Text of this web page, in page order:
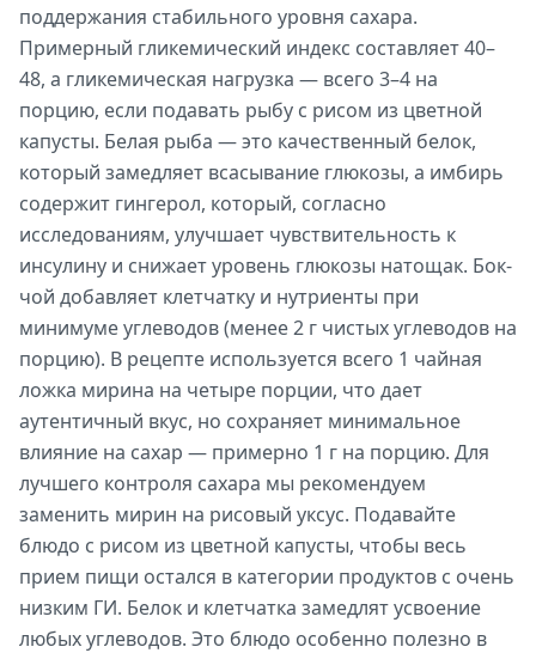
поддержания стабильного уровня сахара.
Примерный гликемический индекс составляет 40–
48, а гликемическая нагрузка — всего 3–4 на
порцию, если подавать рыбу с рисом из цветной
капусты. Белая рыба — это качественный белок,
который замедляет всасывание глюкозы, а имбирь
содержит гингерол, который, согласно
исследованиям, улучшает чувствительность к
инсулину и снижает уровень глюкозы натощак. Бок-
чой добавляет клетчатку и нутриенты при
минимуме углеводов (менее 2 г чистых углеводов на
порцию). В рецепте используется всего 1 чайная
ложка мирина на четыре порции, что дает
аутентичный вкус, но сохраняет минимальное
влияние на сахар — примерно 1 г на порцию. Для
лучшего контроля сахара мы рекомендуем
заменить мирин на рисовый уксус. Подавайте
блюдо с рисом из цветной капусты, чтобы весь
прием пищи остался в категории продуктов с очень
низким ГИ. Белок и клетчатка замедлят усвоение
любых углеводов. Это блюдо особенно полезно в